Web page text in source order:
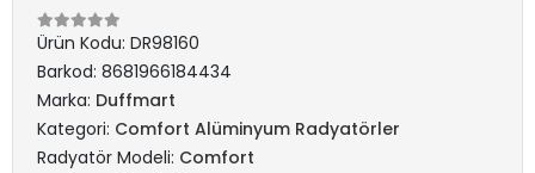
Ürün Kodu: DR98160
Barkod: 8681966184434
Marka: Duffmart
Kategori: Comfort Alüminyum Radyatörler
Radyatör Modeli: Comfort